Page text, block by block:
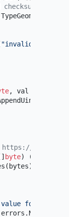
计算
"invalid type for
, val []
github.com/
byte) (
found"